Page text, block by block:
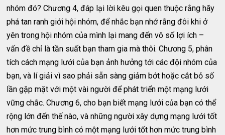
nhóm đó? Chương 4, đáp lại lời kêu gọi quen thuộc rằng hãy
phá tan ranh giới hội nhóm, để nhắc bạn nhớ rằng đôi khi ở
yên trong hội nhóm của mình lại mang đến vô số lợi ích –
vấn đề chỉ là tần suất bạn tham gia mà thôi. Chương 5, phân
tích cách mạng lưới của bạn ảnh hưởng tới các đội nhóm của
bạn, và lí giải vì sao phải sẵn sàng giảm bớt hoặc cắt bỏ số
lần gặp mặt với một vài người để phát triển một mạng lưới
vững chắc. Chương 6, cho bạn biết mạng lưới của bạn có thể
rộng lớn đến thế nào, và những người xây dựng mạng lưới tốt
hơn mức trung bình có một mạng lưới tốt hơn mức trung bình